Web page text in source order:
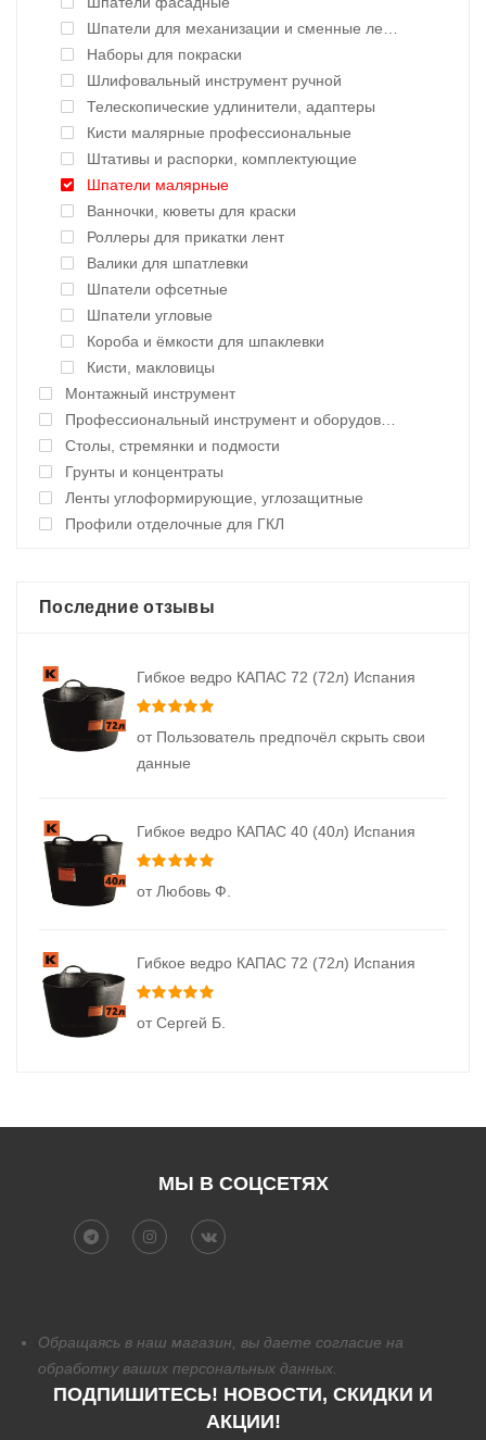
Шпатели для механизации и сменные лезвия
Наборы для покраски
Шлифовальный инструмент ручной
Телескопические удлинители, адаптеры
Кисти малярные профессиональные
Штативы и распорки, комплектующие
Шпатели малярные
Ванночки, кюветы для краски
Роллеры для прикатки лент
Валики для шпатлевки
Шпатели офсетные
Шпатели угловые
Короба и ёмкости для шпаклевки
Кисти, макловицы
Монтажный инструмент
Профессиональный инструмент и оборудование
Столы, стремянки и подмости
Грунты и концентраты
Ленты углоформирующие, углозащитные
Профили отделочные для ГКЛ
Последние отзывы
Гибкое ведро КАПАС 72 (72л) Испания
от Пользователь предпочёл скрыть свои
данные
Гибкое ведро КАПАС 40 (40л) Испания
от Любовь Ф.
Гибкое ведро КАПАС 72 (72л) Испания
от Сергей Б.
МЫ В СОЦСЕТЯХ
Обращаясь в наш магазин, вы даете согласие на
обработку ваших персональных данных.
ПОДПИШИТЕСЬ! НОВОСТИ, СКИДКИ И
АКЦИИ!